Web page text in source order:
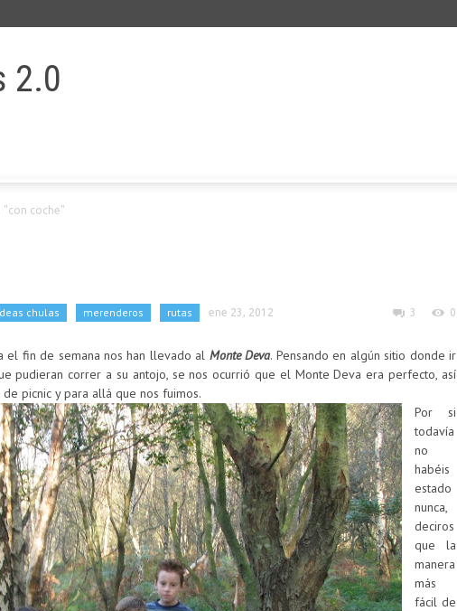
2.0
"con coche"
chulas merenderos rutas ene 23, 2012 3 0
el fin de semana nos han llevado al Monte Deva. Pensando en algún sitio donde ir
pudieran correr a su antojo, se nos ocurrió que el Monte Deva era perfecto, así
picnic y para allá que nos fuimos.
Por si
todavía
no
habéis
estado
nunca,
deciros
que la
manera
más
fácil de